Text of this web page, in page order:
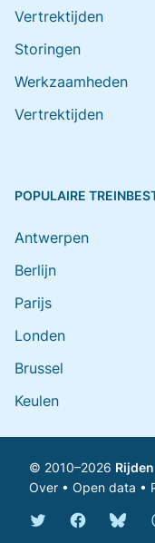
Vertrektijden
Storingen
Werkzaamheden
Vertrektijden
POPULAIRE
Antwerpen
Berlijn
Parijs
Londen
Brussel
Keulen
© 2010–2026
Over • Open data •